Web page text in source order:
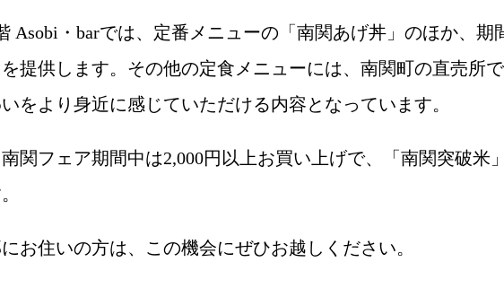
Asobi・barでは、定番メニューの「南関あげ丼」のほか、
提供します。その他の定食メニューには、南関町の直売所
をより身近に感じていただける内容となっています。
関フェア期間中は2,000円以上お買い上げで、「南関突破米
お住いの方は、この機会にぜひお越しください。